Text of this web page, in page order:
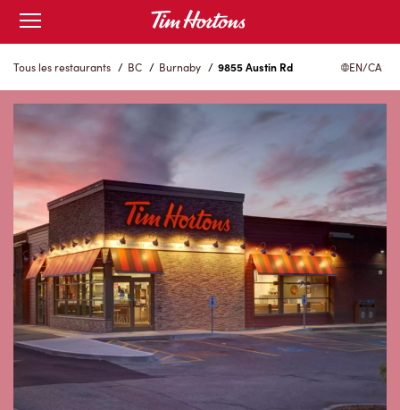
Skip
Content
Open
mobile
menu
Tous les restaurants / BC / Burnaby / 9855 Austin Rd EN/CA